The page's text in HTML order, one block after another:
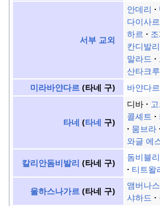
서부 교외
안데리
다이사르
하르
칸디발리
말라드
산타크
미라바얀다르 (타네 구) 바얀다르
타네 (타네 구)
디바
콜셰트
뭄브라
와글 에
칼리안돔비발리 (타네 구)
돔비블리
티트왈
울하스나가르 (타네 구)
앰버나스
샤하드